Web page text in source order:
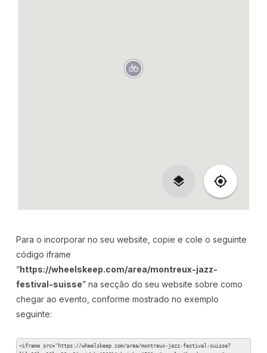
Para o incorporar no seu website, copie e cole o seguinte
código iframe
“https://wheelskeep.com/area/montreux-jazz-
festival-suisse” na secção do seu website sobre como
chegar ao evento, conforme mostrado no exemplo
seguinte:
<iframe src="https://wheelskeep.com/area/montreux-jazz-festival-suisse?